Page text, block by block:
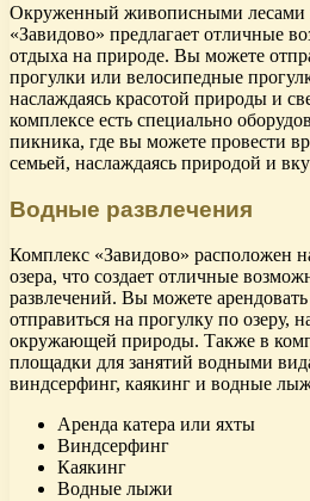
Окруженный живописными лесами
«Завидово» предлагает отличные
отдыха на природе. Вы можете
прогулки или велосипедные
наслаждаясь красотой природы и
комплексе есть специально
пикника, где вы можете провести
семьей, наслаждаясь природой и
Водные развлечения
Комплекс «Завидово» расположен
озера, что создает отличные
развлечений. Вы можете
отправиться на прогулку по озеру,
окружающей природы. Также в
площадки для занятий водными
виндсерфинг, каякинг и водные
Аренда катера или яхты
Виндсерфинг
Каякинг
Водные лыжи